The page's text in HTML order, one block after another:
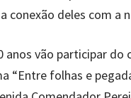
deles com a
anos vão participar
“Entre folhas e